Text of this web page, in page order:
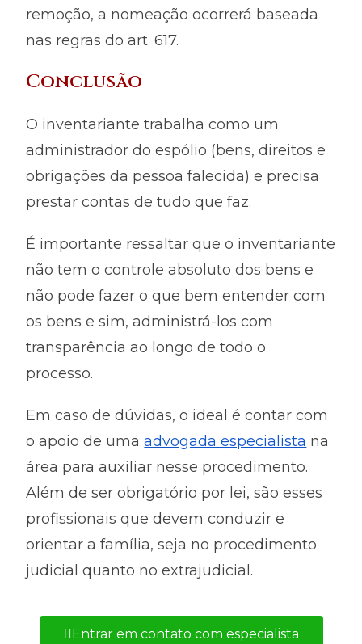
remoção, a nomeação ocorrerá baseada
nas regras do art. 617.
Conclusão
O inventariante trabalha como um
administrador do espólio (bens, direitos e
obrigações da pessoa falecida) e precisa
prestar contas de tudo que faz.
É importante ressaltar que o inventariante
não tem o controle absoluto dos bens e
não pode fazer o que bem entender com
os bens e sim, administrá-los com
transparência ao longo de todo o
processo.
Em caso de dúvidas, o ideal é contar com
o apoio de umaadvogada especialista na
área para auxiliar nesse procedimento.
Além de ser obrigatório por lei, são esses
profissionais que devem conduzir e
orientar a família, seja no procedimento
judicial quanto no extrajudicial.
Entrar em contato com especialista